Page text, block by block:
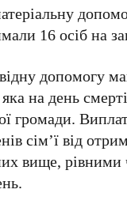
16 осіб на
допомогу
на день
громади.
сім’ї від
вище,